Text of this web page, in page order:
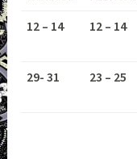
12 – 14
12 – 14
29- 31
23 – 25